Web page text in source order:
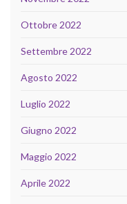
Ottobre 2022
Settembre 2022
Agosto 2022
Luglio 2022
Giugno 2022
Maggio 2022
Aprile 2022